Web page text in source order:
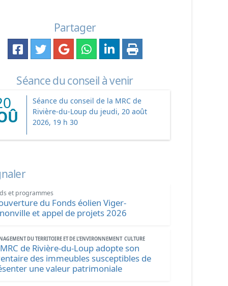
Partager
Séance du conseil à venir
Séance du conseil de la MRC de
Rivière-du-Loup du jeudi, 20 août
2026, 19 h 30
et programmes
du Fonds éolien Viger-
et appel de projets 2026
DU TERRITOIRE ET DE L’ENVIRONNEMENT CULTURE
de Rivière-du-Loup adopte son
des immeubles susceptibles de
une valeur patrimoniale